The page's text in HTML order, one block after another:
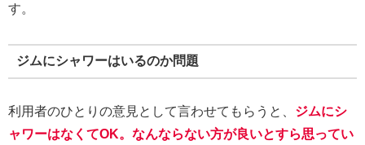
す。
ジムにシャワーはいるのか問題
利用者のひとりの意見として言わせてもらうと、 ジムにシ
ャワーはなくてOK。なんならない方が良いとすら思ってい